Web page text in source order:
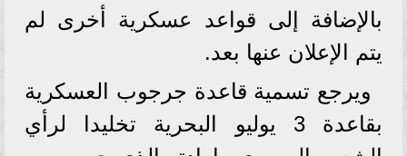
بالإضافة إلى قواعد عسكرية أخرى لم
يتم الإعلان عنها بعد.
ويرجع تسمية قاعدة جرجوب العسكرية
بقاعدة 3 يوليو البحرية تخليدا لرأي